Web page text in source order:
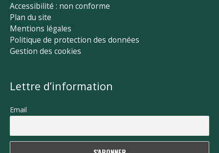
Accessibilité : non conforme
Plan du site
Mentions légales
Politique de protection des données
Gestion des cookies
Lettre d’information
Email